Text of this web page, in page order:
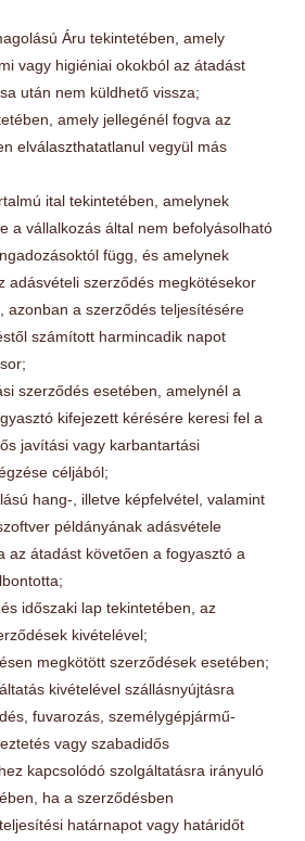
Áru tekintetében, amely
vagy higiéniai okokból az átadást
után nem küldhető vissza;
amely jellegénél fogva az
elválaszthatatlanul vegyül más
ital tekintetében, amelynek
a vállalkozás által nem befolyásolható
függ, és amelynek
adásvételi szerződés megkötésekor
azonban a szerződés teljesítésére
számított harmincadik napot
szerződés esetében, amelynél a
kifejezett kérésére keresi fel a
javítási vagy karbantartási
céljából;
hang-, illetve képfelvétel, valamint
példányának adásvétele
az átadást követően a fogyasztó a
időszaki lap tekintetében, az
kivételével;
megkötött szerződések esetében;
kivételével szállásnyújtásra
fuvarozás, személygépjármű-
vagy szabadidős
kapcsolódó szolgáltatásra irányuló
ha a szerződésben
határnapot vagy határidőt